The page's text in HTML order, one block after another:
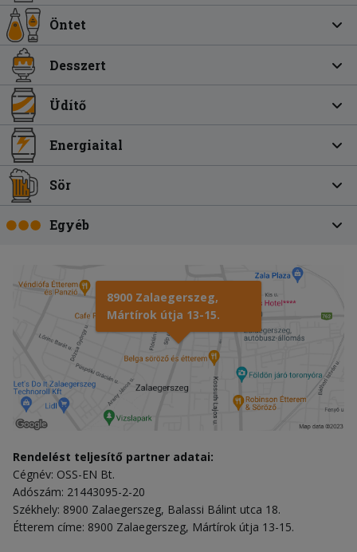
Öntet
Desszert
Üdítő
Energiaital
Sör
Egyéb
8900 Zalaegerszeg,
Mártírok útja 13-15.
Rendelést teljesítő partner adatai:
Cégnév: OSS-EN Bt.
Adószám: 21443095-2-20
Székhely: 8900 Zalaegerszeg, Balassi Bálint utca 18.
Étterem címe: 8900 Zalaegerszeg, Mártírok útja 13-15.